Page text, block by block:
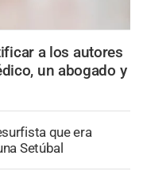
a los autores
un abogado y
que era
Setúbal